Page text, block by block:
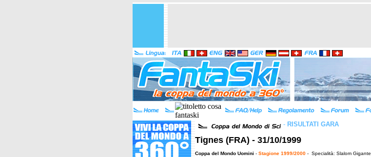
- RISULTATI GARA
Tignes (FRA) - 31/10/1999
Coppa del Mondo Uomini - Stagione 1999/2000 - Specialità: Slalom Gigante